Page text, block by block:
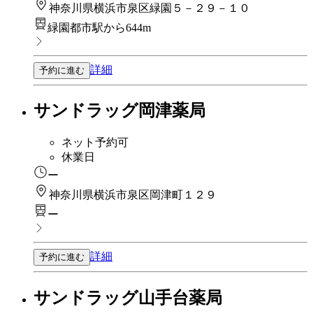
神奈川県横浜市泉区緑園５－２９－１０
緑園都市駅から644m
予約に進む 詳細
サンドラッグ岡津薬局
ネット予約可
休業日
ー
神奈川県横浜市泉区岡津町１２９
ー
予約に進む 詳細
サンドラッグ山手台薬局